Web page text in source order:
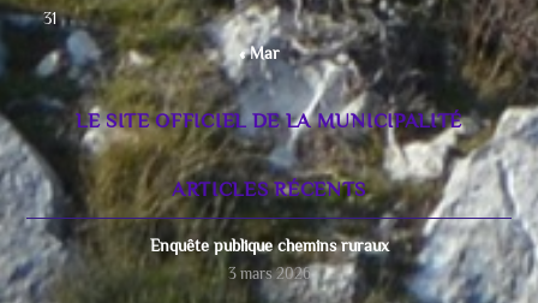
31
« Mar
LE SITE OFFICIEL DE LA MUNICIPALITÉ
ARTICLES RÉCENTS
Enquête publique chemins ruraux
3 mars 2026